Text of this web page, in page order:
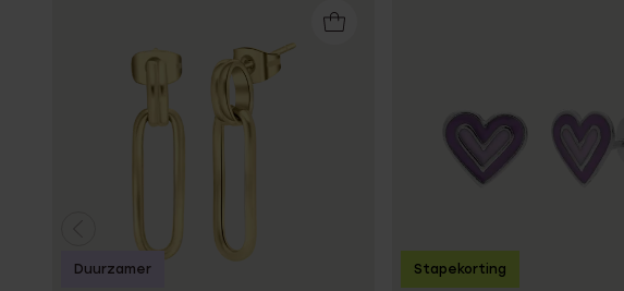
Duurzamer Stapekorting